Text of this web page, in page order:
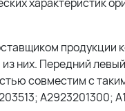
продукции
них. Передний
совместим с
A2923201300;